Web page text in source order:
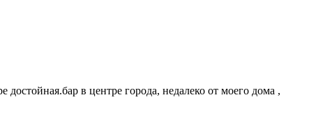
достойная.бар в центре города, недалеко от моего дома ,